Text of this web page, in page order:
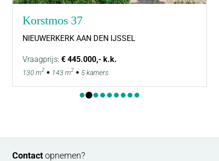
bevestiging van de mondelinge overeenstemming
per e-mail of een toegestuurd concept van de
koopovereenkomst wordt overigens niet gezien als
makelaar van de verkoper. Neem uw eigen NVM-
Korstmos 37
NIEUWERKERK AAN DEN IJSSEL
Vraagprijs: € 445.000,- k.k.
130 m2 143 m2 5 kamers
Contactopnemen?